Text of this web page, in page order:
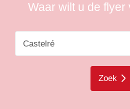
Waar wilt u de flyer
Zoek